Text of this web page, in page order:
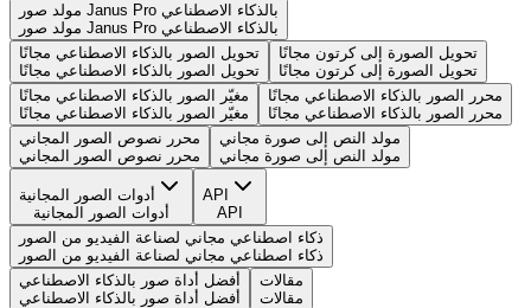
مولد صور Janus Pro بالذكاء الاصطناعي
مولد صور Janus Pro بالذكاء الاصطناعي
تحويل الصور بالذكاء الاصطناعي مجانًا
تحويل الصور بالذكاء الاصطناعي مجانًا
تحويل الصورة إلى كرتون مجانًا
تحويل الصورة إلى كرتون مجانًا
مغيّر الصور بالذكاء الاصطناعي مجانًا
مغيّر الصور بالذكاء الاصطناعي مجانًا
محرر الصور بالذكاء الاصطناعي مجانًا
محرر الصور بالذكاء الاصطناعي مجانًا
محرر نصوص الصور المجاني
محرر نصوص الصور المجاني
مولد النص إلى صورة مجاني
مولد النص إلى صورة مجاني
أدوات الصور المجانية
أدوات الصور المجانية
API
API
ذكاء اصطناعي مجاني لصناعة الفيديو من الصور
ذكاء اصطناعي مجاني لصناعة الفيديو من الصور
أفضل أداة صور بالذكاء الاصطناعي
أفضل أداة صور بالذكاء الاصطناعي
مقالات
مقالات